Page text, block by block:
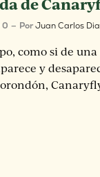
0 PorJuan Carlos
como si de
y